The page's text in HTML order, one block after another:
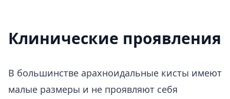
Клинические проявления
В большинстве арахноидальные кисты имеют
малые размеры и не проявляют себя